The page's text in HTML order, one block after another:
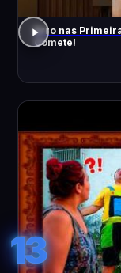
Erro nas
Comete!
13